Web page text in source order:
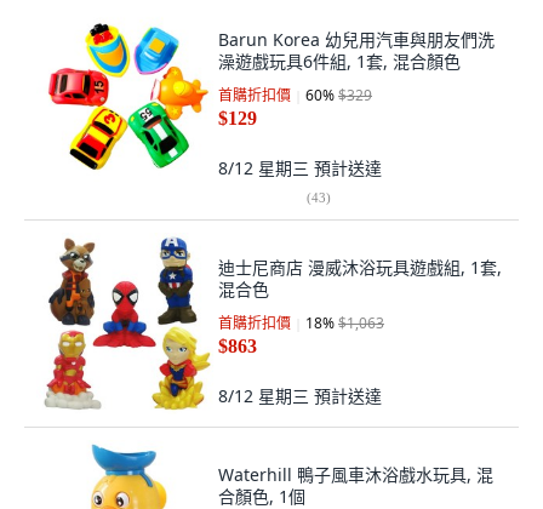
Barun Korea 幼兒用汽車與朋友們洗
澡遊戲玩具6件組, 1套, 混合顏色
首購折扣價 60%$329
$129
8/12 星期三 預計送達
(43)
迪士尼商店 漫威沐浴玩具遊戲組, 1套,
混合色
首購折扣價 18%$1,063
$863
8/12 星期三 預計送達
Waterhill 鴨子風車沐浴戲水玩具, 混
合顏色, 1個